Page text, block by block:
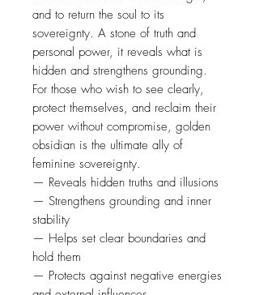
and to return the soul to its
sovereignty. A stone of truth and
personal power, it reveals what is
hidden and strengthens grounding.
For those who wish to see clearly,
protect themselves, and reclaim their
power without compromise, golden
obsidian is the ultimate ally of
feminine sovereignty.
— Reveals hidden truths and illusions
— Strengthens grounding and inner
stability
— Helps set clear boundaries and
hold them
— Protects against negative energies